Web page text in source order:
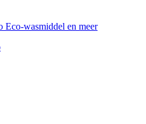
Eco-wasmiddel en meer